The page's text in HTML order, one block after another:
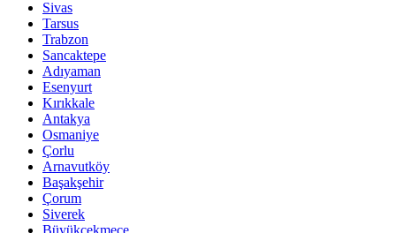
Sivas
Tarsus
Trabzon
Sancaktepe
Adıyaman
Esenyurt
Kırıkkale
Antakya
Osmaniye
Çorlu
Arnavutköy
Başakşehir
Çorum
Siverek
Büyükçekmece